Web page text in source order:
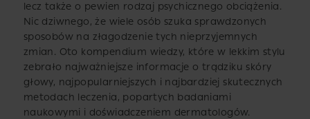
lecz także o pewien rodzaj psychicznego obciążenia.
Nic dziwnego, że wiele osób szuka sprawdzonych
sposobów na złagodzenie tych nieprzyjemnych
zmian. Oto kompendium wiedzy, które w lekkim stylu
zebrało najważniejsze informacje o trądziku skóry
głowy, najpopularniejszych i najbardziej skutecznych
metodach leczenia, popartych badaniami
naukowymi i doświadczeniem dermatologów.